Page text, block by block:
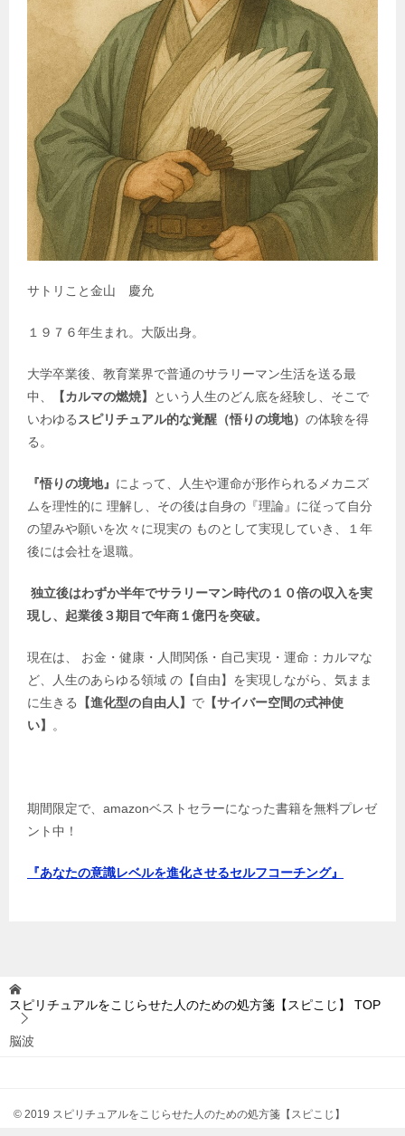
サトリこと金山 慶允
１９７６年生まれ。大阪出身。
大学卒業後、教育業界で普通のサラリーマン生活を送る最
中、
【カルマの燃焼】
という人生のどん底を経験し、そこで
いわゆるスピリチュアル的な覚醒（悟りの境地） の体験を得
る。
『悟りの境地』 によって、人生や運命が形作られるメカニズ
ムを理性的に 理解し、その後は自身の『理論』に従って自分
の望みや願いを次々に現実の ものとして実現していき、１年
後には会社を退職。
独立後はわずか半年でサラリーマン時代の１０倍の収入を実
現し、起業後３期目で年商１億円を突破。
現在は、 お金・健康・人間関係・自己実現・運命：カルマな
ど、人生のあらゆる領域 の【自由】を実現しながら、気まま
に生きる
【進化型の自由人】 で 【サイバー空間の式神使
い】 。
期間限定で、amazonベストセラーになった書籍を無料プレゼ
ント中！
『あなたの意識レベルを進化させるセルフコーチング』
スピリチュアルをこじらせた人のための処方箋【スピこじ】 TOP
脳波
© 2019 スピリチュアルをこじらせた人のための処方箋【スピこじ】